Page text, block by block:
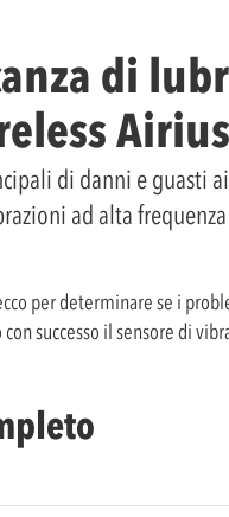
di
Airius
di danni e guasti
ad alta
per determinare se i
successo il sensore di